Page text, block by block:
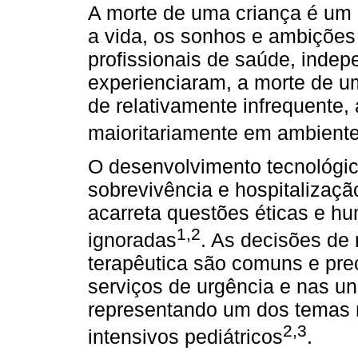
A morte de uma criança é
a vida, os sonhos e
profissionais de saúde,
experienciaram, a morte de
de relativamente
maioritariamente em
O desenvolvimento
sobrevivência e
acarreta questões éticas e
ignoradas1,2. As decisões de
terapêutica são comuns e
serviços de urgência e nas
representando um dos
intensivos pediátricos2,3.